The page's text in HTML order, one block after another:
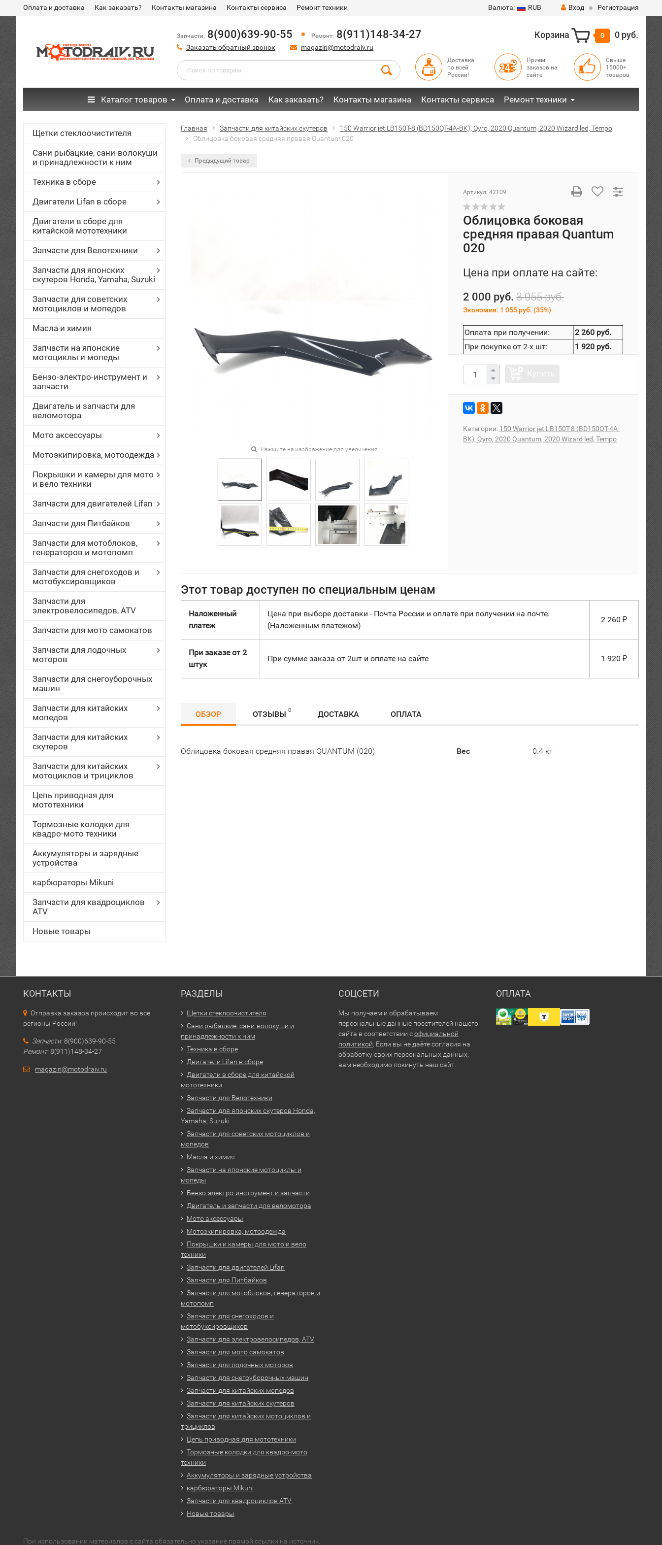
Оплата и доставка Как заказать? Контакты магазина Контакты сервиса Ремонт техники Валюта: RUB Вход Регистрация
Запчасти: 8(900)639-90-55 Ремонт: 8(911)148-34-27
Заказать обратный звонок magazin@motodraiv.ru
Корзина 0 0 руб.
Доставка
по всей
России!
Прием
заказов на
сайте
Свыше
15000+
товаров
Каталог товаров Оплата и доставка Как заказать? Контакты магазина Контакты сервиса Ремонт техники
Щетки стеклоочистителя
Сани рыбацкие, сани-волокуши
и принадлежности к ним
Техника в сборе
Двигатели Lifan в сборе
Двигатели в сборе для
китайской мототехники
Запчасти для Велотехники
Запчасти для японских
скутеров Honda, Yamaha, Suzuki
Запчасти для советских
мотоциклов и мопедов
Масла и химия
Запчасти на японские
мотоциклы и мопеды
Бензо-электро-инструмент и
запчасти
Двигатель и запчасти для
веломотора
Мото аксессуары
Мотоэкипировка, мотоодежда
Покрышки и камеры для мото
и вело техники
Запчасти для двигателей Lifan
Запчасти для Питбайков
Запчасти для мотоблоков,
генераторов и мотопомп
Запчасти для снегоходов и
мотобуксировщиков
Запчасти для
электровелосипедов, ATV
Запчасти для мото самокатов
Запчасти для лодочных
моторов
Запчасти для снегоуборочных
машин
Запчасти для китайских
мопедов
Запчасти для китайских
скутеров
Запчасти для китайских
мотоциклов и трициклов
Цепь приводная для
мототехники
Тормозные колодки для
квадро-мото техники
Аккумуляторы и зарядные
устройства
карбюраторы Mikuni
Запчасти для квадроциклов
ATV
Новые товары
Главная Запчасти для китайских скутеров
150 Warrior jet LB150T-8 (BD150QT-4A-BK), Qyro, 2020 Quantum, 2020 Wizard led, Tempo
Облицовка боковая средняя правая Quantum 020
Предыдущий товар
Нажмите на изображение для увеличения
Артикул: 42109
Облицовка боковая
средняя правая Quantum
020
Цена при оплате на сайте:
2 000 руб. 3 055 руб.
Экономия: 1 055 руб. (35%)
Оплата при получении:
2 260 руб.
При покупке от 2-х шт:
1 920 руб.
Категории: 150 Warrior jet LB150T-8 (BD150QT-4A-
BK), Qyro, 2020 Quantum, 2020 Wizard led, Tempo
Этот товар доступен по специальным ценам
Наложенный
платеж
Цена при выборе доставки - Почта России и оплате при получении на почте.
(Наложенным платежом)
2 260 ₽
При заказе от 2
штук
При сумме заказа от 2шт и оплате на сайте 1 920 ₽
ОБЗОР ОТЗЫВЫ 0 ДОСТАВКА ОПЛАТА
Облицовка боковая средняя правая QUANTUM (020) Вес 0.4 кг
КОНТАКТЫ
Отправка заказов происходит во все
регионы России!
Запчасти:8(900)639-90-55
Ремонт:8(911)148-34-27
magazin@motodraiv.ru
РАЗДЕЛЫ
Щетки стеклоочистителя
Сани рыбацкие, сани-волокуши и
принадлежности к ним
Техника в сборе
Двигатели Lifan в сборе
Двигатели в сборе для китайской
мототехники
Запчасти для Велотехники
Запчасти для японских скутеров Honda,
Yamaha, Suzuki
Запчасти для советских мотоциклов и
мопедов
Масла и химия
Запчасти на японские мотоциклы и
мопеды
Бензо-электро-инструмент и запчасти
Двигатель и запчасти для веломотора
Мото аксессуары
Мотоэкипировка, мотоодежда
Покрышки и камеры для мото и вело
техники
Запчасти для двигателей Lifan
Запчасти для Питбайков
Запчасти для мотоблоков, генераторов и
мотопомп
Запчасти для снегоходов и
мотобуксировщиков
Запчасти для электровелосипедов, ATV
Запчасти для мото самокатов
Запчасти для лодочных моторов
Запчасти для снегоуборочных машин
Запчасти для китайских мопедов
Запчасти для китайских скутеров
Запчасти для китайских мотоциклов и
трициклов
Цепь приводная для мототехники
Тормозные колодки для квадро-мото
техники
Аккумуляторы и зарядные устройства
карбюраторы Mikuni
Запчасти для квадроциклов ATV
Новые товары
СОЦСЕТИ
Мы получаем и обрабатываем
персональные данные посетителей нашего
сайта в соответствии софициальной
политикой . Если вы не даёте согласия на
обработку своих персональных данных,
вам необходимо покинуть наш сайт.
ОПЛАТА
При использовании материалов с сайта обязательно указание прямой ссылки на источник.